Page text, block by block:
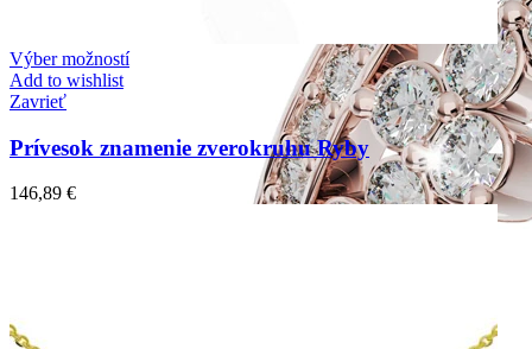
Výber možností
Add to wishlist
Zavrieť
Prívesok znamenie zverokruhu Ryby
146,89 €